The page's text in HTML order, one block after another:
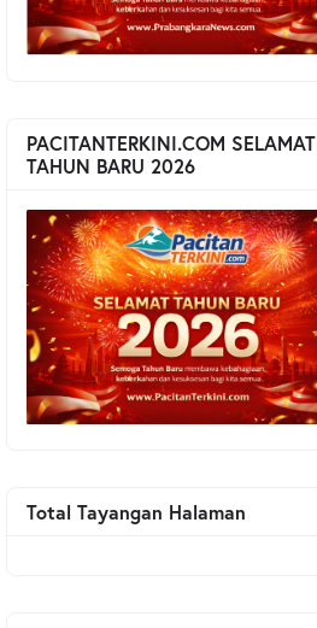
PACITANTERKINI.COM SELAMAT
TAHUN BARU 2026
Total Tayangan Halaman